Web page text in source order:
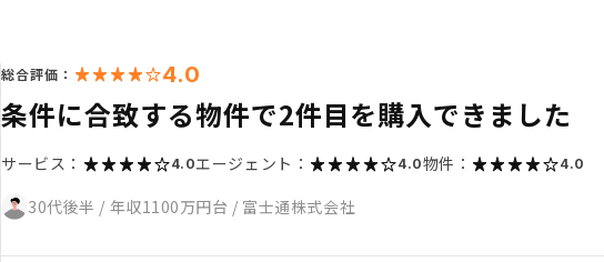
総合評価： 4.0
条件に合致する物件で2件目を購入できました
サービス： 4.0エージェント： 4.0物件： 4.0
30代後半 / 年収1100万円台 / 富士通株式会社